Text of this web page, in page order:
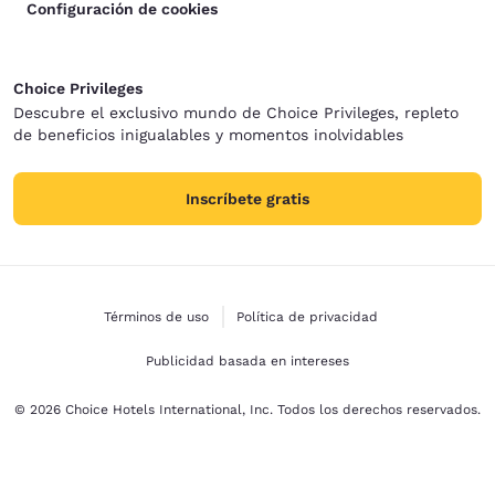
Configuración de cookies
Choice Privileges
Descubre el exclusivo mundo de Choice Privileges, repleto
de beneficios inigualables y momentos inolvidables
Inscríbete gratis
Términos de uso Política de privacidad
Publicidad basada en intereses
© 2026 Choice Hotels International, Inc. Todos los derechos reservados.